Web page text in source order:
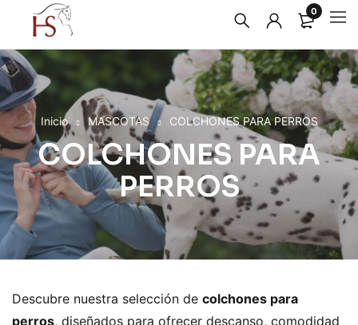
0
COLCHONES PARA
PERROS
Inicio MASCOTAS COLCHONES PARA PERROS
Descubre nuestra selección de colchones para
perros, diseñados para ofrecer descanso, comodidad